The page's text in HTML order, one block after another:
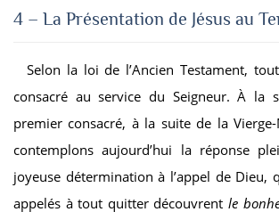
4 – La Présentation de Jésus au
Selon la loi de l’Ancien Testament,
consacré au service du Seigneur. À la
premier consacré, à la suite de la
contemplons aujourd’hui la réponse
joyeuse détermination à l’appel de Dieu,
appelés à tout quitter découvrent le